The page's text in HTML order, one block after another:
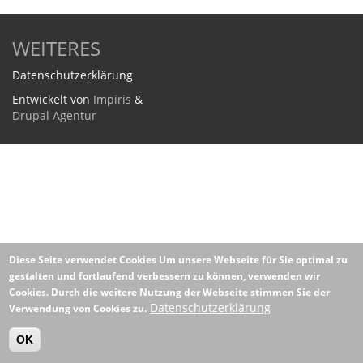
WEITERES
Datenschutzerklärung
Entwickelt von Impiris &
Drupal Agentur
Diese Seite verwendet Cookies Um unsere Webseite für Sie optimal zu
gestalten und fortlaufend verbessern zu können, verwenden wir
Cookies. Durch die weitere Nutzung der Webseite stimmen Sie der
Verwendung von Cookies zu. Datenschutzerklärung
OK